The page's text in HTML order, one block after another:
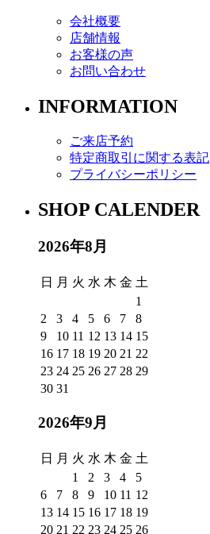
会社概要
店舗情報
お客様の声
お問い合わせ
INFORMATION
ご来店予約
特定商取引に関する表記
プライバシーポリシー
SHOP CALENDER
2026年8月
日 月 火 水 木 金 土
1
2
3 4 5 6 7
8
9
10 11 12 13 14 15
16 17 18 19 20 21 22
23 24 25 26 27 28 29
30 31
2026年9月
日 月 火 水 木 金 土
1
2 3 4
5
6
7 8 9 10 11 12
13 14 15 16 17 18 19
20 21 22 23 24 25 26